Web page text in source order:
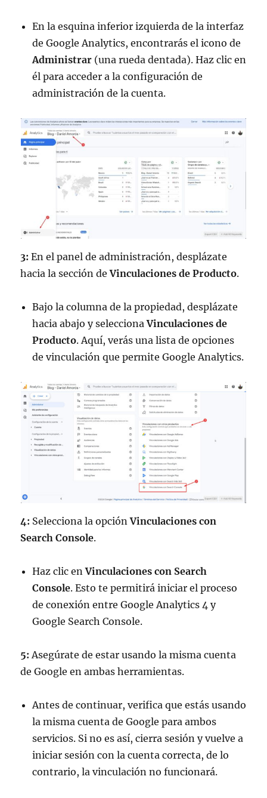
En la esquina inferior izquierda de la interfaz
de Google Analytics, encontrarás el icono de
Administrar (una rueda dentada). Haz clic en
él para acceder a la configuración de
administración de la cuenta.
3: En el panel de administración, desplázate
hacia la sección deVinculaciones de Producto.
Bajo la columna de la propiedad, desplázate
hacia abajo y seleccionaVinculaciones de
Producto. Aquí, verás una lista de opciones
de vinculación que permite Google Analytics.
4: Selecciona la opciónVinculaciones con
Search Console.
Haz clic enVinculaciones con Search
Console. Esto te permitirá iniciar el proceso
de conexión entre Google Analytics 4 y
Google Search Console.
5: Asegúrate de estar usando la misma cuenta
de Google en ambas herramientas.
Antes de continuar, verifica que estás usando
la misma cuenta de Google para ambos
servicios. Si no es así, cierra sesión y vuelve a
iniciar sesión con la cuenta correcta, de lo
contrario, la vinculación no funcionará.